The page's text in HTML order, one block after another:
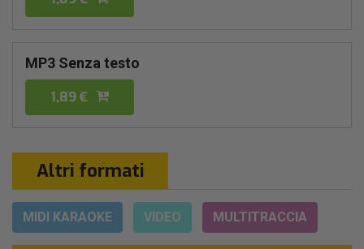
MP3 Senza testo
1,89 €
Altri formati
MIDI KARAOKE VIDEO MULTITRACCIA